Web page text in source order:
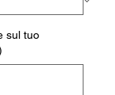
sul tuo